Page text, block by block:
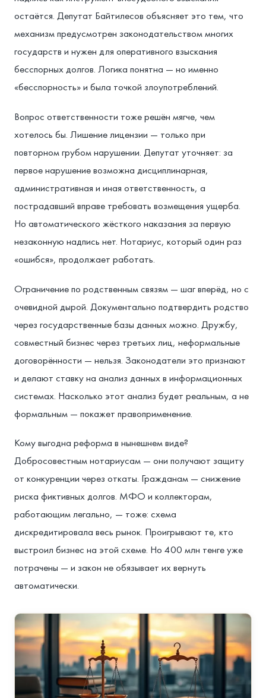
остаётся. Депутат Байтилесов объясняет это тем, что
механизм предусмотрен законодательством многих
государств и нужен для оперативного взыскания
бесспорных долгов. Логика понятна — но именно
«бесспорность» и была точкой злоупотреблений.
Вопрос ответственности тоже решён мягче, чем
хотелось бы. Лишение лицензии — только при
повторном грубом нарушении. Депутат уточняет: за
первое нарушение возможна дисциплинарная,
административная и иная ответственность, а
пострадавший вправе требовать возмещения ущерба.
Но автоматического жёсткого наказания за первую
незаконную надпись нет. Нотариус, который один раз
«ошибся», продолжает работать.
Ограничение по родственным связям — шаг вперёд, но с
очевидной дырой. Документально подтвердить родство
через государственные базы данных можно. Дружбу,
совместный бизнес через третьих лиц, неформальные
договорённости — нельзя. Законодатели это признают
и делают ставку на анализ данных в информационных
системах. Насколько этот анализ будет реальным, а не
формальным — покажет правоприменение.
Кому выгодна реформа в нынешнем виде?
Добросовестным нотариусам — они получают защиту
от конкуренции через откаты. Гражданам — снижение
риска фиктивных долгов. МФО и коллекторам,
работающим легально, — тоже: схема
дискредитировала весь рынок. Проигрывают те, кто
выстроил бизнес на этой схеме. Но 400 млн тенге уже
потрачены — и закон не обязывает их вернуть
автоматически.